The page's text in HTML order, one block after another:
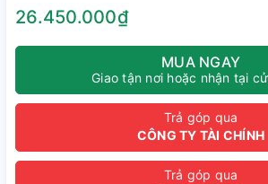
26.450.000₫
MUA NGAY
Giao tận nơi hoặc nhận tại
Trả góp qua
CÔNG TY TÀI CHÍNH
Trả góp qua